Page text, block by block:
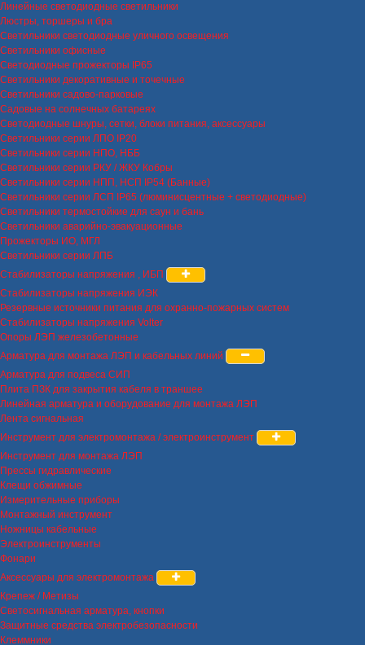
Линейные светодиодные светильники
Люстры, торшеры и бра
Светильники светодиодные уличного освещения
Светильники офисные
Светодиодные прожекторы IP65
Светильники декоративные и точечные
Светильники садово-парковые
Садовые на солнечных батареях
Светодиодные шнуры, сетки, блоки питания, аксессуары
Светильники серии ЛПО IP20
Светильники серии НПО, НББ
Светильники серии РКУ / ЖКУ Кобры
Светильники серии НПП, НСП IP54 (Банные)
Светильники серии ЛСП IP65 (люминисцентные + светодиодные)
Светильники термостойкие для саун и бань
Светильники аварийно-эвакуационные
Прожекторы ИО, МГЛ
Светильники серии ЛПБ
Стабилизаторы напряжения , ИБП
Стабилизаторы напряжения ИЭК
Резервные источники питания для охранно-пожарных систем
Стабилизаторы напряжения Volter
Опоры ЛЭП железобетонные
Арматура для монтажа ЛЭП и кабельных линий
Арматура для подвеса СИП
Плита ПЗК для закрытия кабеля в траншее
Линейная арматура и оборудование для монтажа ЛЭП
Лента сигнальная
Инструмент для электромонтажа / электроинструмент
Инструмент для монтажа ЛЭП
Прессы гидравлические
Клещи обжимные
Измерительные приборы
Монтажный инструмент
Ножницы кабельные
Электроинструменты
Фонари
Аксессуары для электромонтажа
Крепеж / Метизы
Светосигнальная арматура, кнопки
Защитные средства электробезопасности
Клеммники